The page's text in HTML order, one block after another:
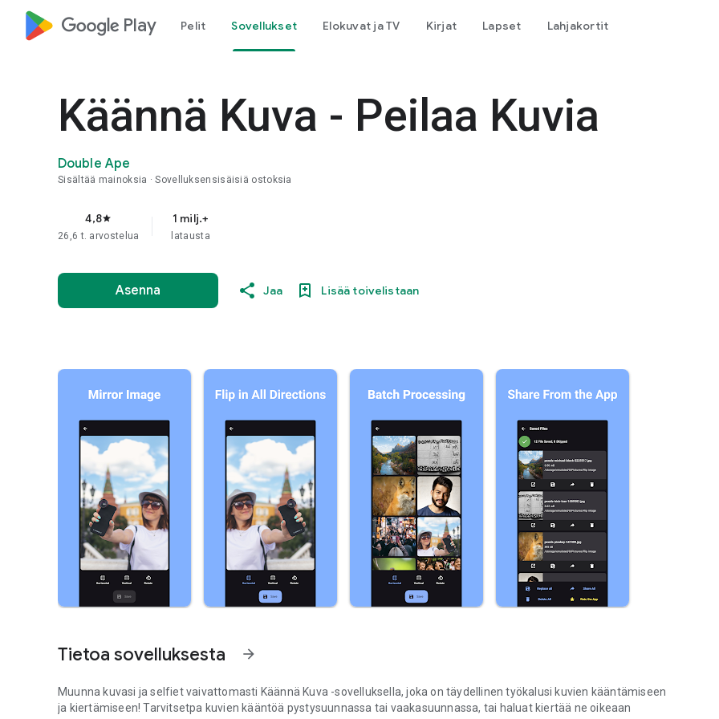
google_logo Play Pelit Sovellukset Elokuvat ja TV Kirjat Lapset Lahjakortit
Käännä Kuva - Peilaa Kuvia
Double Ape
Sisältää mainoksia Sovelluksensisäisiä ostoksia
4,8star
26,6 t. arvostelua
1 milj.+
latausta
Asenna Jaa Lisää toivelistaan
Tietoa sovelluksesta arrow_forward
Muunna kuvasi ja selfiet vaivattomasti Käännä Kuva -sovelluksella, joka on täydellinen työkalusi kuvien kääntämiseen
ja kiertämiseen! Tarvitsetpa kuvien kääntöä pystysuunnassa tai vaakasuunnassa, tai haluat kiertää ne oikeaan